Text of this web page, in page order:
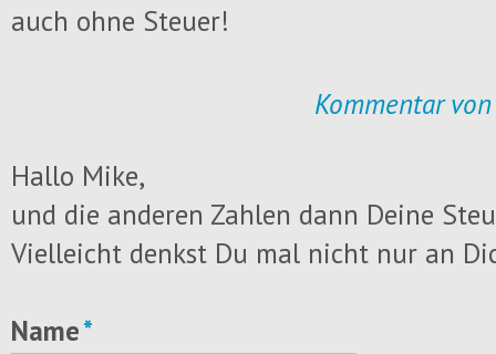
auch ohne Steuer!
Kommentar
Hallo Mike,
und die anderen Zahlen dann Deine
Vielleicht denkst Du mal nicht nur an
Pflichtfeld
Name*